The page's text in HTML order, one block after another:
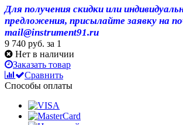
Для получения скидки или
предложения, присылайте заявку на
mail@instrument91.ru
9 740 руб. за 1
Нет в наличии
Заказать товар
Сравнить
Способы оплаты